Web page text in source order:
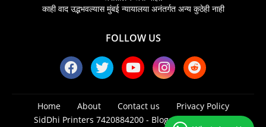
काही वाद उद्भभवल्यास मुंबई न्यायालया अनंतर्गत अन्य कुठेही नाही
FOLLOW US
Home About Contact us
Privacy Policy
SidDhi Printers 7420884200 - Blogger Templates|